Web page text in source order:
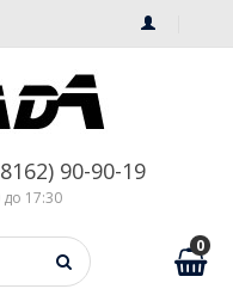
90-90-19
17:30
0